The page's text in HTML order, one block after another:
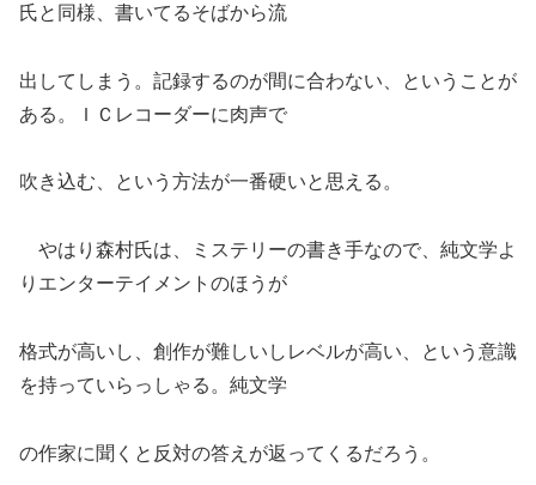
氏と同様、書いてるそばから流
出してしまう。記録するのが間に合わない、ということが
ある。ＩＣレコーダーに肉声で
吹き込む、という方法が一番硬いと思える。
やはり森村氏は、ミステリーの書き手なので、純文学よ
りエンターテイメントのほうが
格式が高いし、創作が難しいしレベルが高い、という意識
を持っていらっしゃる。純文学
の作家に聞くと反対の答えが返ってくるだろう。